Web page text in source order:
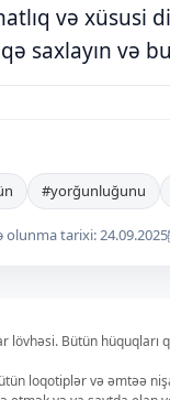
və xüsusi
saxlayın və
#yorğunluğunu
olunma tarixi: 24.09.2025
Bütün hüquqları
loqotiplər və əmtəə